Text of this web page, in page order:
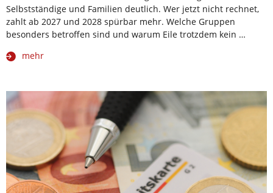
Selbstständige und Familien deutlich. Wer jetzt nicht rechnet,
zahlt ab 2027 und 2028 spürbar mehr. Welche Gruppen
besonders betroffen sind und warum Eile trotzdem kein …
mehr